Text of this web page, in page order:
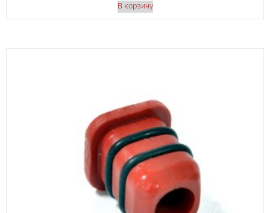
В корзину